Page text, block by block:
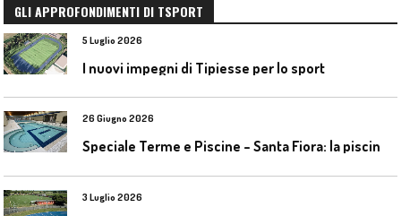
GLI APPROFONDIMENTI DI TSPORT
5 Luglio 2026
I nuovi impegni di Tipiesse per lo sport
26 Giugno 2026
3 Luglio 2026